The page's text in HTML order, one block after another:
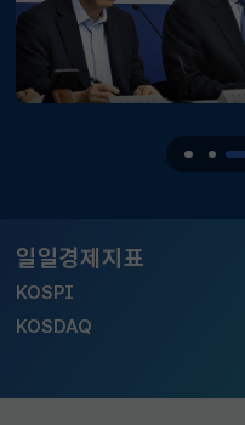
일일경제지표
KOSPI
KOSDAQ
KOSPI
KOSDAQ
국고채(3년)